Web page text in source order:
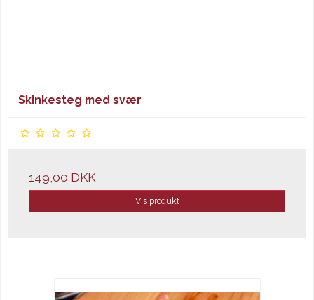
Skinkesteg med svær
149,00 DKK
Vis produkt